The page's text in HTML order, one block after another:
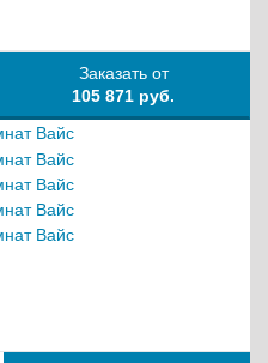
Заказать от
105 871 руб.